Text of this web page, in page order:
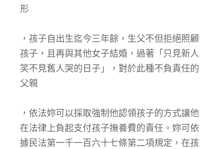
形
，孩子自出生迄今三年餘，生父不但拒絕照顧
孩子，且再與其他女子結婚，過著「只見新人
笑不見舊人哭的日子」，對於此種不負責任的
父親
，依法妳可以採取強制他認領孩子的方式讓他
在法律上負起支付孩子撫養費的責任。妳可依
據民法第一千一百六十七條第二項規定，在孩